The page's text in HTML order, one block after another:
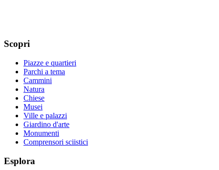
Scopri
Piazze e quartieri
Parchi a tema
Cammini
Natura
Chiese
Musei
Ville e palazzi
Giardino d'arte
Monumenti
Comprensori sciistici
Esplora